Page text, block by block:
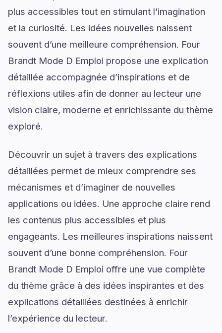
plus accessibles tout en stimulant l’imagination
et la curiosité. Les idées nouvelles naissent
souvent d’une meilleure compréhension. Four
Brandt Mode D Emploi propose une explication
détaillée accompagnée d’inspirations et de
réflexions utiles afin de donner au lecteur une
vision claire, moderne et enrichissante du thème
exploré.
Découvrir un sujet à travers des explications
détaillées permet de mieux comprendre ses
mécanismes et d’imaginer de nouvelles
applications ou idées. Une approche claire rend
les contenus plus accessibles et plus
engageants. Les meilleures inspirations naissent
souvent d’une bonne compréhension. Four
Brandt Mode D Emploi offre une vue complète
du thème grâce à des idées inspirantes et des
explications détaillées destinées à enrichir
l’expérience du lecteur.